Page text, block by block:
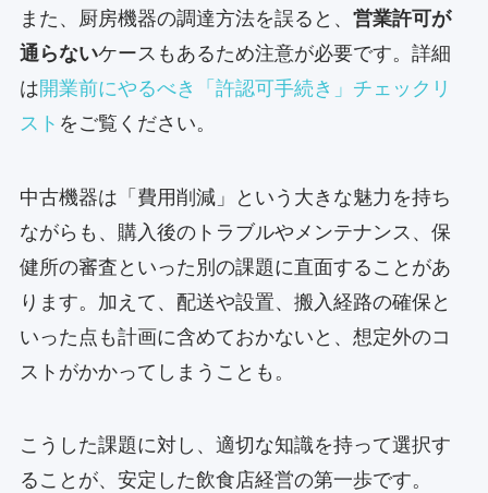
また、厨房機器の調達方法を誤ると、 営業許可が
通らないケースもあるため注意が必要です。詳細
は開業前にやるべき「許認可手続き」チェックリ
スト をご覧ください。
中古機器は「費用削減」という大きな魅力を持ち
ながらも、購入後のトラブルやメンテナンス、保
健所の審査といった別の課題に直面することがあ
ります。加えて、配送や設置、搬入経路の確保と
いった点も計画に含めておかないと、想定外のコ
ストがかかってしまうことも。
こうした課題に対し、適切な知識を持って選択す
ることが、安定した飲食店経営の第一歩です。